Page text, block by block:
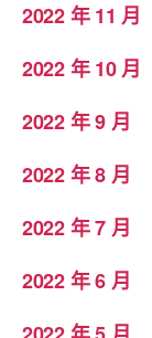
2022 年 11 月
2022 年 10 月
2022 年 9 月
2022 年 8 月
2022 年 7 月
2022 年 6 月